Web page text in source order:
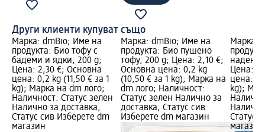
Други клиенти купуват също
Марка: dmBio; Име на
продукта: Био тофу с
бадеми и ядки, 200 g;
Цена: 2,30 €; Основна
цена: 0,2 kg (11,50 € за 1
kg); Марка на dm лого;
Наличност: Статус зелен
Налично за доставка,
Статус сив Изберете dm
магазин
Марка: dmBio; Име на
продукта: Био пушено
тофу, 200 g; Цена: 2,10 €;
Основна цена: 0,2 kg
(10,50 € за 1 kg); Марка на
dm лого; Наличност:
Статус зелен Налично за
доставка, Статус сив
Изберете dm магазин
Марка:
Цена:
цена:
kg);
Статус
магазин